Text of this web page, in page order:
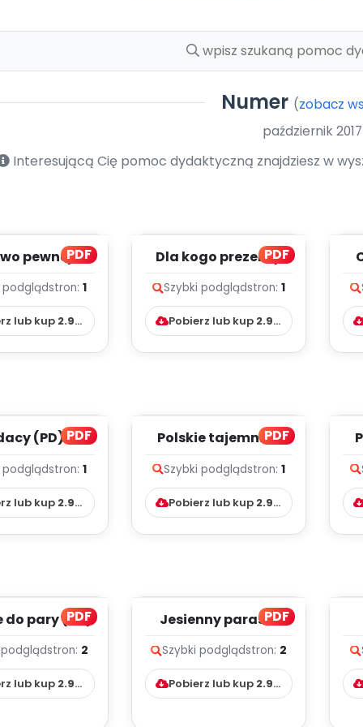
Numer (zobacz
październik 2017
Interesującą Cię pomoc dydaktyczną znajdziesz w
PDF
pewnej
podglądstron:1
lub kup 2.99
PDF
Dla kogo prezenty
Szybki podglądstron: 1
Pobierz lub kup 2.99 zł
PDF
(PD)
podglądstron:1
lub kup 2.99
PDF
Polskie tajemnice
Szybki podglądstron: 1
Pobierz lub kup 2.99 zł
PDF
do pary (PD)
podglądstron: 2
lub kup 2.99
PDF
Jesienny parasol
Szybki podglądstron: 2
Pobierz lub kup 2.99 zł